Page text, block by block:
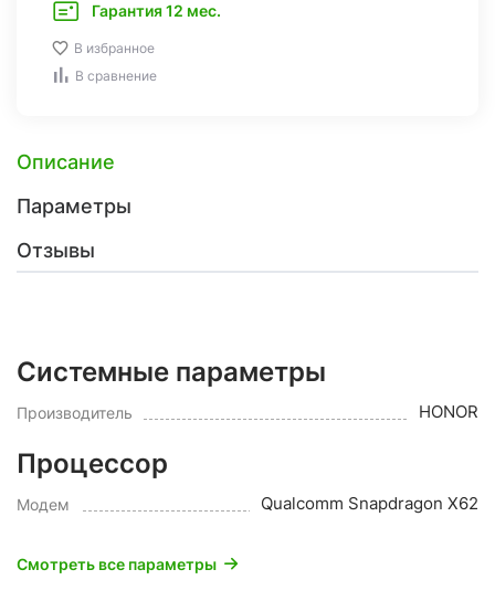
Гарантия 12 мес.
В избранное
В сравнение
Описание
Параметры
Отзывы
Системные параметры
Производитель HONOR
Процессор
Модем Qualcomm Snapdragon X62
Смотреть все параметры